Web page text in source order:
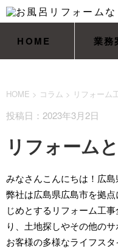
HOME 業務
HOME > コラム > リフォーム
投稿日：2023年3月2日
リフォーム
みなさんこんにちは！広島
弊社は広島県広島市を拠
じめとするリフォーム工
り、土地探しやその他の
お客様の多様なライフス